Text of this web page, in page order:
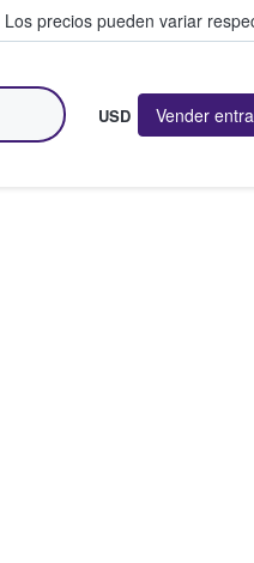
Los precios pueden variar
USD Vender